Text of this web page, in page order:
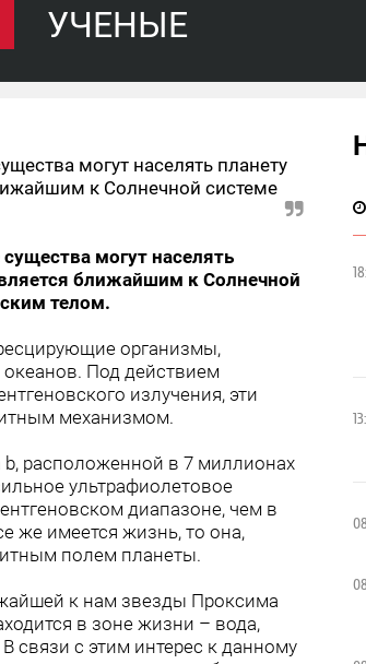
УЧЕНЫЕ
могут населять планету
к Солнечной системе
могут населять
ближайшим к Солнечной
телом.
организмы,
Под действием
излучения, эти
механизмом.
расположенной в 7 миллионах
ультрафиолетовое
диапазоне, чем в
же имеется жизнь, то она,
полем планеты.
к нам звезды Проксима
в зоне жизни – вода,
связи с этим интерес к данному